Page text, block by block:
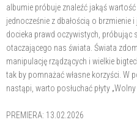
albumie próbuje znaleźć jakąś
jednocześnie z dbałością o
docieka prawd oczywistych,
otaczającego nas świata. Świata
manipulację rządzących i wielkie
tak by pomnażać własne korzyści. W
nastąpi, warto posłuchać płyty
PREMIERA: 13.02.2026